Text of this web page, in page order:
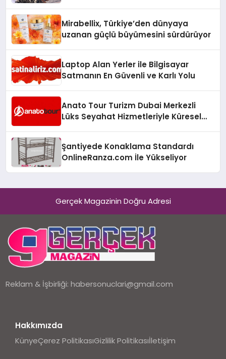
Mirabellix, Türkiye’den dünyaya
uzanan güçlü büyümesini sürdürüyor
Laptop Alan Yerler ile Bilgisayar
Satmanın En Güvenli ve Karlı Yolu
Anato Tour Turizm Dubai Merkezli
Lüks Seyahat Hizmetleriyle Küresel
Şantiyede Konaklama Standardı
OnlineRanza.com İle Yükseliyor
Gerçek Magazinin Doğru Adresi
Reklam & İşbirliği:habersonuclari@gmail.com
Hakkımızda
KünyeÇerez PolitikasıGizlilik Politikasıİletişim